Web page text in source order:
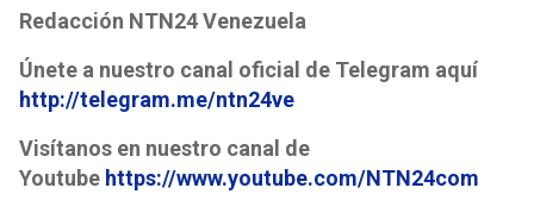
Redacción NTN24 Venezuela
Únete a nuestro canal oficial de Telegram aquí
http://telegram.me/ntn24ve
Visítanos en nuestro canal de
Youtube https://www.youtube.com/NTN24com